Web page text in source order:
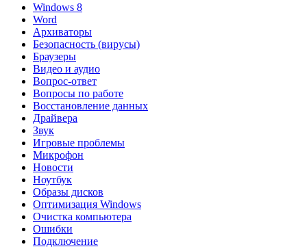
Windows 8
Word
Архиваторы
Безопасность (вирусы)
Браузеры
Видео и аудио
Вопрос-ответ
Вопросы по работе
Восстановление данных
Драйвера
Звук
Игровые проблемы
Микрофон
Новости
Ноутбук
Образы дисков
Оптимизация Windows
Очистка компьютера
Ошибки
Подключение